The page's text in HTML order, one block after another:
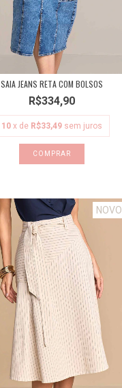
SAIA JEANS RETA COM BOLSOS
R$334,90
10 x de R$33,49 sem juros
COMPRAR
NOVO